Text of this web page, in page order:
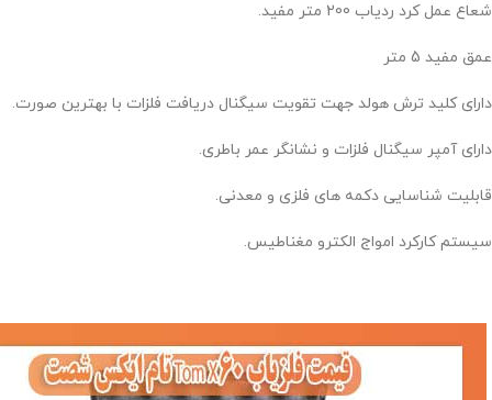
شعاع عمل کرد ردیاب 200 متر مفید.
عمق مفید 5 متر
دارای کلید ترش هولد جهت تقویت سیگنال دریافت فلزات با بهترین صورت.
دارای آمپر سیگنال فلزات و نشانگر عمر باطری.
قابلیت شناسایی دکمه های فلزی و معدنی.
سیستم کارکرد امواج الکترو مغناطیس.